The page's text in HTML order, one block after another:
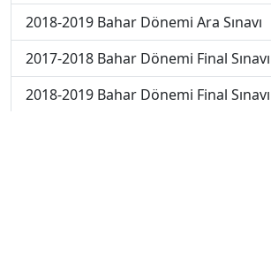
2018-2019 Bahar Dönemi Ara Sınavı
2017-2018 Bahar Dönemi Final Sınavı
2018-2019 Bahar Dönemi Final Sınavı